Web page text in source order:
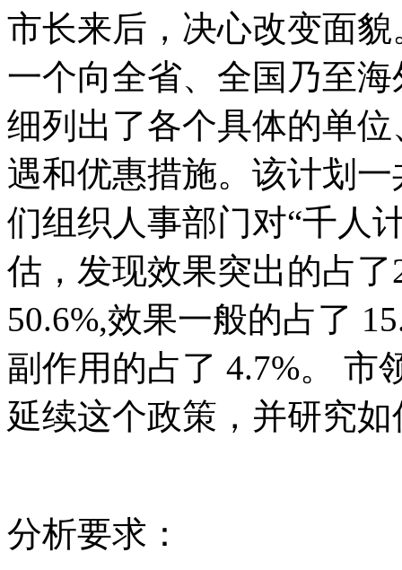
市长来后，决心改变面
一个向全省、全国乃至
细列出了各个具体的单
遇和优惠措施。该计划
们组织人事部门对“千人
估，发现效果突出的占
50.6%,效果一般的占了
副作用的占了 4.7%。 市
延续这个政策，并研究
分析要求：